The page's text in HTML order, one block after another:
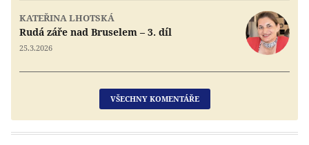
KATEŘINA LHOTSKÁ
Rudá záře nad Bruselem – 3. díl
25.3.2026
VŠECHNY KOMENTÁŘE